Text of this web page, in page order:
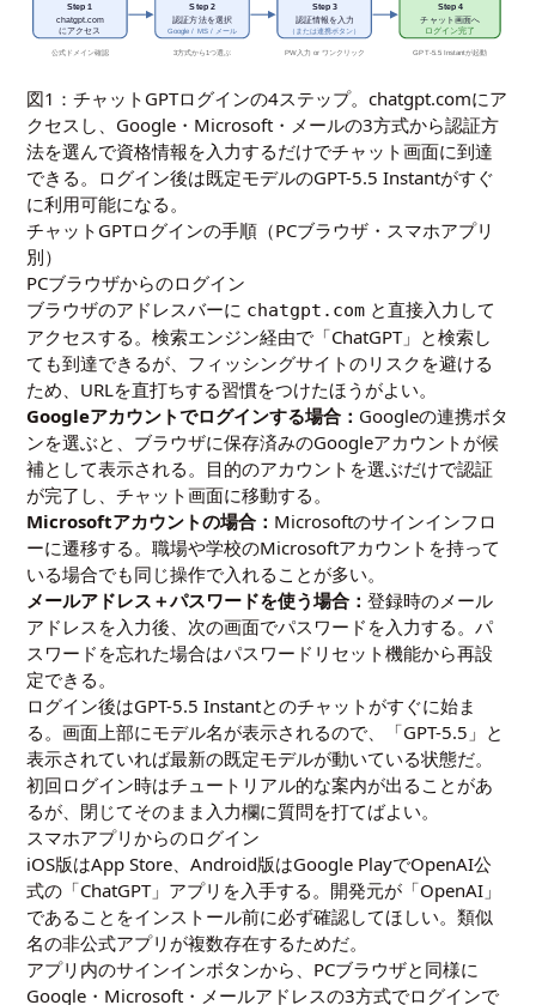
Step 1
chatgpt.com
にアクセス
Step 2
認証方法を選択
Google / MS / メール
Step 3
認証情報を入力
（または連携ボタン）
Step 4
チャット画面へ
ログイン完了
公式ドメイン確認 3方式から1つ選ぶ PW入力 or ワンクリック GPT-5.5 Instantが起動
図1：チャットGPTログインの4ステップ。chatgpt.comにア
クセスし、Google・Microsoft・メールの3方式から認証方
法を選んで資格情報を入力するだけでチャット画面に到達
できる。ログイン後は既定モデルのGPT-5.5 Instantがすぐ
に利用可能になる。
チャットGPTログインの手順（PCブラウザ・スマホアプリ
別）
PCブラウザからのログイン
ブラウザのアドレスバーに chatgpt.com と直接入力して
アクセスする。検索エンジン経由で「ChatGPT」と検索し
ても到達できるが、フィッシングサイトのリスクを避ける
ため、URLを直打ちする習慣をつけたほうがよい。
Googleアカウントでログインする場合： Googleの連携ボタ
ンを選ぶと、ブラウザに保存済みのGoogleアカウントが候
補として表示される。目的のアカウントを選ぶだけで認証
が完了し、チャット画面に移動する。
Microsoftアカウントの場合： Microsoftのサインインフロ
ーに遷移する。職場や学校のMicrosoftアカウントを持って
いる場合でも同じ操作で入れることが多い。
メールアドレス＋パスワードを使う場合：登録時のメール
アドレスを入力後、次の画面でパスワードを入力する。パ
スワードを忘れた場合はパスワードリセット機能から再設
定できる。
ログイン後はGPT-5.5 Instantとのチャットがすぐに始ま
る。画面上部にモデル名が表示されるので、「GPT-5.5」と
表示されていれば最新の既定モデルが動いている状態だ。
初回ログイン時はチュートリアル的な案内が出ることがあ
るが、閉じてそのまま入力欄に質問を打てばよい。
スマホアプリからのログイン
iOS版はApp Store、Android版はGoogle PlayでOpenAI公
式の「ChatGPT」アプリを入手する。開発元が「OpenAI」
であることをインストール前に必ず確認してほしい。類似
名の非公式アプリが複数存在するためだ。
アプリ内のサインインボタンから、PCブラウザと同様に
Google・Microsoft・メールアドレスの3方式でログインで